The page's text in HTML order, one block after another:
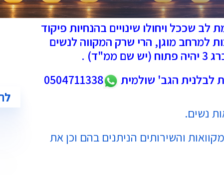
שככל ויחולו שינויים בהנחיות פיקוד
למרחב מוגן, הרי שרק המקווה לנשים
.
לבלנית הגב' שולמית
0504711338
והשירותים הניתנים בהם וכן את